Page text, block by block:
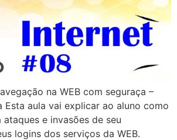
na WEB com seguraça –
Esta aula vai explicar ao aluno como
e invasões de seu
logins dos serviços da WEB.